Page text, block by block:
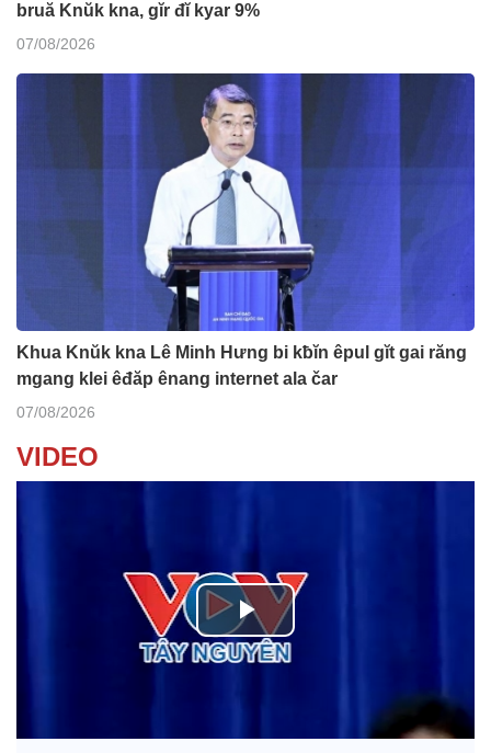
bruă Knŭk kna, gĭr đĭ kyar 9%
07/08/2026
Khua Knŭk kna Lê Minh Hưng bi kƀĭn êpul gĭt gai răng
mgang klei êđăp ênang internet ala čar
07/08/2026
VIDEO
P
a